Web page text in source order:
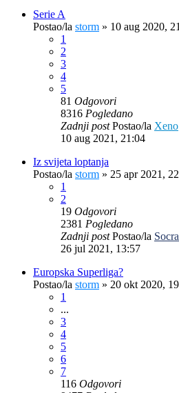
Serie A
Postao/la storm » 10 aug 2020,
1
2
3
4
5
81 Odgovori
8316 Pogledano
Zadnji postPostao/la Xeno
10 aug 2021, 21:04
Iz svijeta loptanja
Postao/la storm » 25 apr 2021,
1
2
19 Odgovori
2381 Pogledano
Zadnji postPostao/la
26 jul 2021, 13:57
Europska Superliga?
Postao/la storm » 20 okt 2020,
1
...
3
4
5
6
7
116 Odgovori